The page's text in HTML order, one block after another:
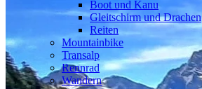
Boot und Kanu
Gleitschirm und Drachen
Reiten
Mountainbike
Transalp
Rennrad
Wandern